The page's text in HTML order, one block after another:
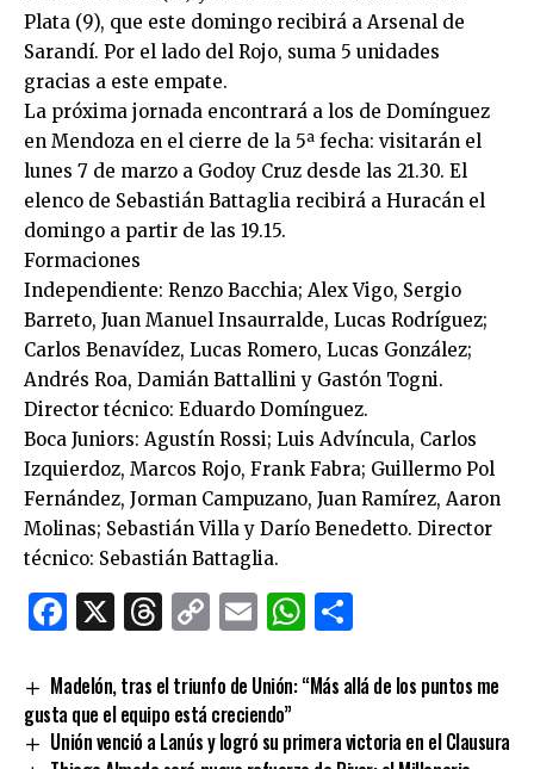
Plata (9), que este domingo recibirá a Arsenal de
Sarandí. Por el lado del Rojo, suma 5 unidades
gracias a este empate.
La próxima jornada encontrará a los de Domínguez
en Mendoza en el cierre de la 5ª fecha: visitarán el
lunes 7 de marzo a Godoy Cruz desde las 21.30. El
elenco de Sebastián Battaglia recibirá a Huracán el
domingo a partir de las 19.15.
Formaciones
Independiente: Renzo Bacchia; Alex Vigo, Sergio
Barreto, Juan Manuel Insaurralde, Lucas Rodríguez;
Carlos Benavídez, Lucas Romero, Lucas González;
Andrés Roa, Damián Battallini y Gastón Togni.
Director técnico: Eduardo Domínguez.
Boca Juniors: Agustín Rossi; Luis Advíncula, Carlos
Izquierdoz, Marcos Rojo, Frank Fabra; Guillermo Pol
Fernández, Jorman Campuzano, Juan Ramírez, Aaron
Molinas; Sebastián Villa y Darío Benedetto. Director
técnico: Sebastián Battaglia.
Facebook
X Threads
CopyEmailWhatsApp
Madelón, tras el triunfo de Unión: “Más allá de los puntos me
gusta que el equipo está creciendo”
Unión venció a Lanús y logró su primera victoria en el Clausura